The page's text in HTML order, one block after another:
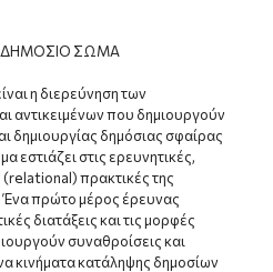
ΔΗΜΟΣΙΟ ΣΩΜΑ
η διερεύνηση των
αντικειμένων που δημιουργούν
δημιουργίας δημόσιας σφαίρας
εστιάζει στις ερευνητικές,
(relational) πρακτικές της
Ένα πρώτο μέρος έρευνας
διατάξεις και τις μορφές
συναθροίσεις και
κινήματα κατάληψης δημοσίων